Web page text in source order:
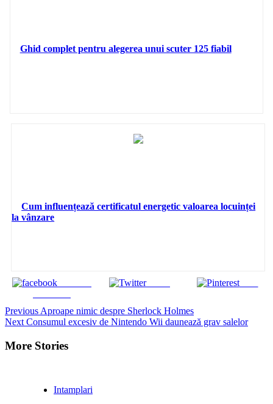
Ghid complet pentru alegerea unui scuter 125 fiabil
Cum influențează certificatul energetic valoarea locuinței
la vânzare
Tweet Save
Continue
Reading
Previous Aproape nimic despre Sherlock Holmes
Next Consumul excesiv de Nintendo Wii daunează grav salelor
More Stories
Intamplari